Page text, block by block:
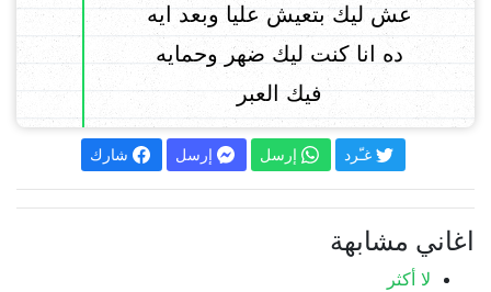
عش ليك بتعيش عليا وبعد ايه
ده انا كنت ليك ضهر وحمايه
فيك العبر
اغاني مشابهة
لا أكثر